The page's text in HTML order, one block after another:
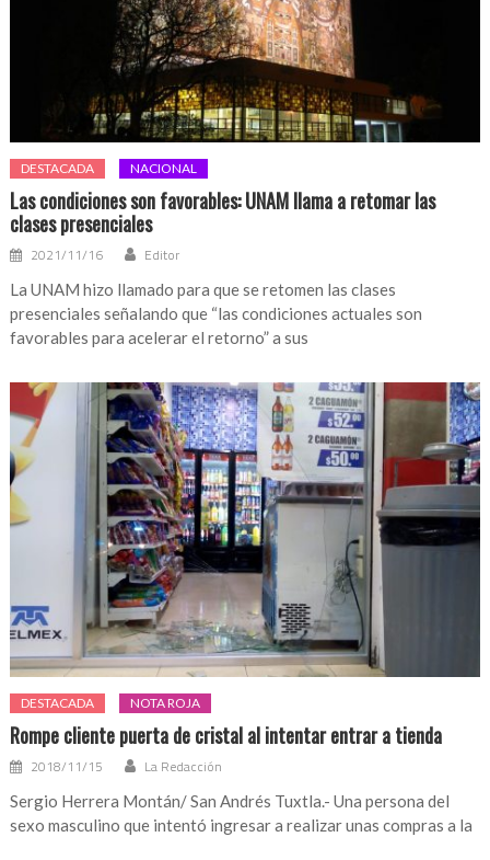
DESTACADA NACIONAL
Las condiciones son favorables: UNAM llama a retomar las
clases presenciales
2021/11/16 Editor
La UNAM hizo llamado para que se retomen las clases
presenciales señalando que “las condiciones actuales son
favorables para acelerar el retorno” a sus
DESTACADA NOTA ROJA
Rompe cliente puerta de cristal al intentar entrar a tienda
2018/11/15 La Redacción
Sergio Herrera Montán/ San Andrés Tuxtla.- Una persona del
sexo masculino que intentó ingresar a realizar unas compras a la